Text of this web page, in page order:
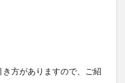
方がありますので、ご紹